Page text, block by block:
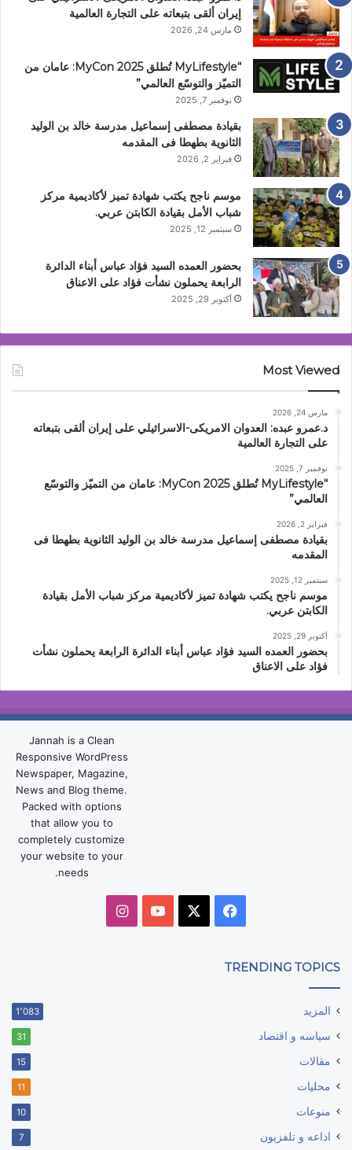
إيران ألقى بتبعاته على التجارة العالمية
مارس 24, 2026
“MyLifestyle تُطلق MyCon 2025: عامان من
التميّز والتوسّع العالمي”
نوفمبر 7, 2025
بقيادة مصطفى إسماعيل مدرسة خالد بن الوليد
الثانوية بطهطا فى المقدمه
فبراير 2, 2026
موسم ناجح يكتب شهادة تميز لأكاديمية مركز
شباب الأمل بقيادة الكابتن عربي.
سبتمبر 12, 2025
بحضور العمده السيد فؤاد عباس أبناء الدائرة
الرابعة يحملون نشأت فؤاد على الاعناق
أكتوبر 29, 2025
Most Viewed
مارس 24, 2026
د.عمرو عبده: العدوان الامريكى-الاسرائيلي على إيران ألقى بتبعاته
على التجارة العالمية
نوفمبر 7, 2025
“MyLifestyle تُطلق MyCon 2025: عامان من التميّز والتوسّع
العالمي”
فبراير 2, 2026
بقيادة مصطفى إسماعيل مدرسة خالد بن الوليد الثانوية بطهطا فى
المقدمه
سبتمبر 12, 2025
موسم ناجح يكتب شهادة تميز لأكاديمية مركز شباب الأمل بقيادة
الكابتن عربي.
أكتوبر 29, 2025
بحضور العمده السيد فؤاد عباس أبناء الدائرة الرابعة يحملون نشأت
فؤاد على الاعناق
Jannah is a Clean
Responsive WordPress
Newspaper, Magazine,
News and Blog theme.
Packed with options
that allow you to
completely customize
your website to your
needs.
فيسبوك ‫YouTubeانستقرام
TRENDING TOPICS
المزيد 1٬083
سياسه و اقتصاد 31
مقالات 15
محليات 11
منوعات 10
اذاعه و تلفزيون 7